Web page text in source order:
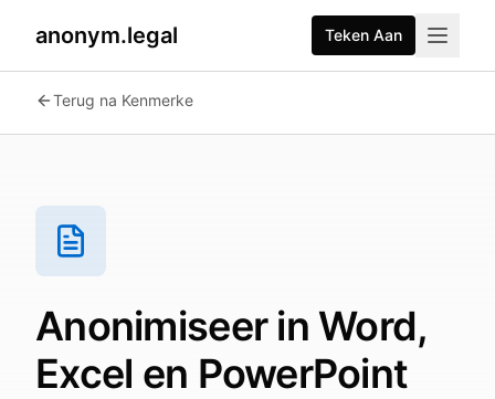
anonym.legal Teken Aan
Terug na Kenmerke
Anonimiseer in Word,
Excel en PowerPoint